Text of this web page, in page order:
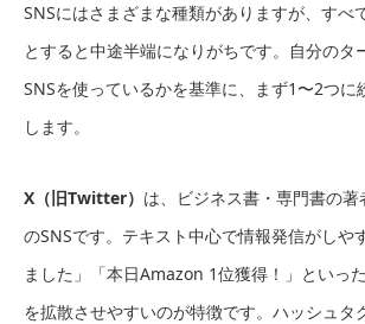
SNSにはさまざまな種類がありますが、すべ
とすると中途半端になりがちです。自分のタ
SNSを使っているかを基準に、まず1〜2つに
します。
X（旧Twitter） は、ビジネス書・専門書の
のSNSです。テキスト中心で情報発信がしや
ました」「本日Amazon 1位獲得！」といっ
を拡散させやすいのが特徴です。ハッシュ